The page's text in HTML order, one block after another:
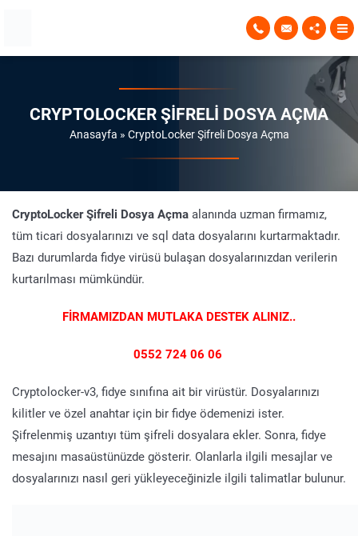
CRYPTOLOCKER ŞIFRELI DOSYA AÇMA
Anasayfa » CryptoLocker Şifreli Dosya Açma
CryptoLocker Şifreli Dosya Açma alanında uzman firmamız,
tüm ticari dosyalarınızı ve sql data dosyalarını kurtarmaktadır.
Bazı durumlarda fidye virüsü bulaşan dosyalarınızdan verilerin
kurtarılması mümkündür.
FİRMAMIZDAN MUTLAKA DESTEK ALINIZ..
0552 724 06 06
Cryptolocker-v3, fidye sınıfına ait bir virüstür. Dosyalarınızı
kilitler ve özel anahtar için bir fidye ödemenizi ister.
Şifrelenmiş uzantıyı tüm şifreli dosyalara ekler. Sonra, fidye
mesajını masaüstünüzde gösterir. Olanlarla ilgili mesajlar ve
dosyalarınızı nasıl geri yükleyeceğinizle ilgili talimatlar bulunur.